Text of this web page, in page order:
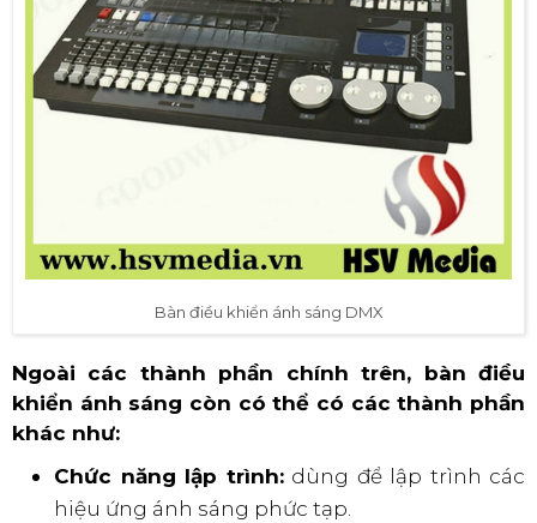
Bàn điều khiển ánh sáng DMX
Ngoài các thành phần chính trên, bàn điều
khiển ánh sáng còn có thể có các thành phần
khác như:
Chức năng lập trình:dùng để lập trình các
hiệu ứng ánh sáng phức tạp.